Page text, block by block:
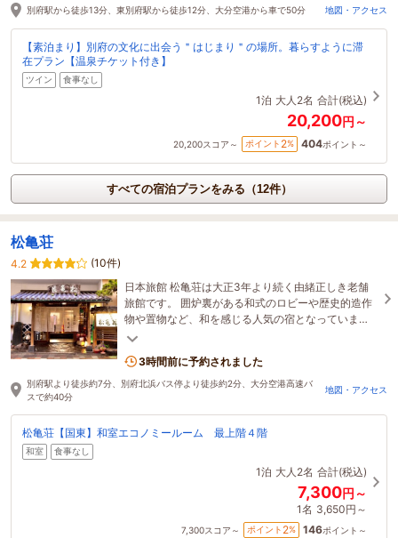
別府駅から徒歩13分、東別府駅から徒歩12分、大分空港から車で50分 地図・アクセス
【素泊まり】別府の文化に出会う＂はじまり＂の場所。暮らすように滞
在プラン【温泉チケット付き】
ツイン 食事なし
1泊 大人2名 合計(税込)
20,200円～
20,200スコア～ ポイント 2% 404ポイント～
すべての宿泊プランをみる（12件）
松亀荘
4.2
(10件)
日本旅館 松亀荘は大正3年より続く由緒正しき老舗
旅館です。 囲炉裏がある和式のロビーや歴史的造作
物や置物など、和を感じる人気の宿となっていま
す。又、100％源泉かけ流しの名湯も自慢の一つで
3時間前に予約されました
別府駅より徒歩約7分、別府北浜バス停より徒歩約2分、大分空港高速バ
スで約40分
地図・アクセス
松亀荘【国東】和室エコノミールーム 最上階４階
和室 食事なし
1泊 大人2名 合計(税込)
7,300円～
1名 3,650円～
7,300スコア～ ポイント 2% 146ポイント～